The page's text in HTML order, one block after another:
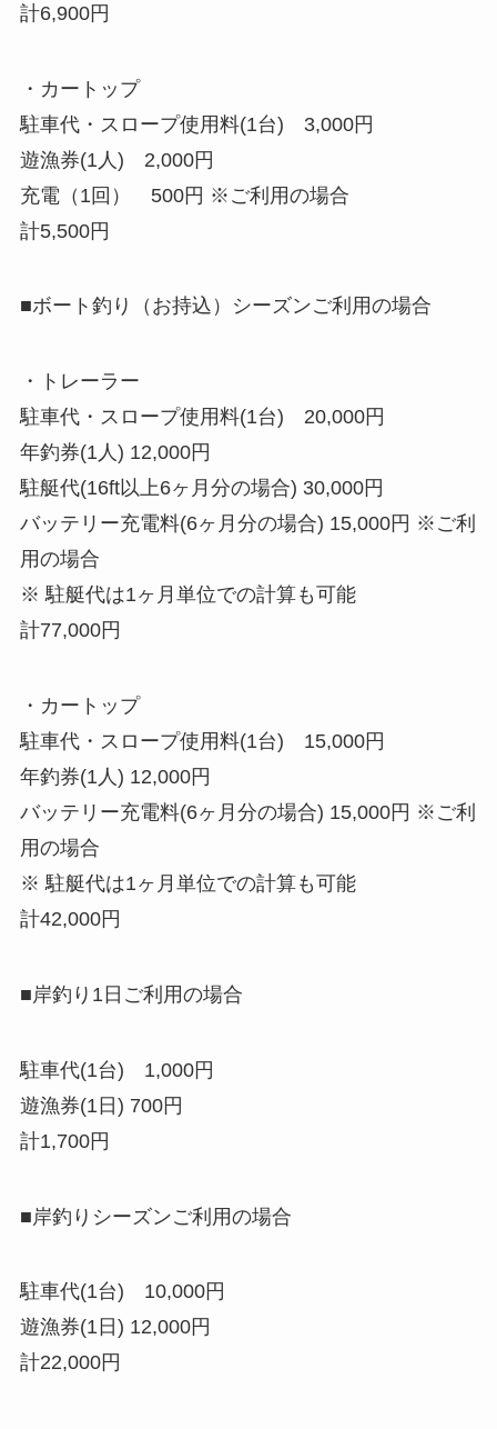
計6,900円
・カートップ
駐車代・スロープ使用料(1台) 3,000円
遊漁券(1人) 2,000円
充電（1回） 500円 ※ご利用の場合
計5,500円
■ボート釣り（お持込）シーズンご利用の場合
・トレーラー
駐車代・スロープ使用料(1台) 20,000円
年釣券(1人) 12,000円
駐艇代(16ft以上6ヶ月分の場合) 30,000円
バッテリー充電料(6ヶ月分の場合) 15,000円 ※ご利
用の場合
※ 駐艇代は1ヶ月単位での計算も可能
計77,000円
・カートップ
駐車代・スロープ使用料(1台) 15,000円
年釣券(1人) 12,000円
バッテリー充電料(6ヶ月分の場合) 15,000円 ※ご利
用の場合
※ 駐艇代は1ヶ月単位での計算も可能
計42,000円
■岸釣り1日ご利用の場合
駐車代(1台) 1,000円
遊漁券(1日) 700円
計1,700円
■岸釣りシーズンご利用の場合
駐車代(1台) 10,000円
遊漁券(1日) 12,000円
計22,000円